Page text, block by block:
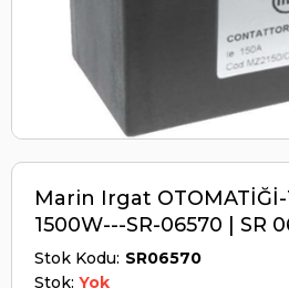
Marin Irgat OTOMATİĞİ-
1500W---SR-06570 | SR
Stok Kodu SR06570
Stok: Yok